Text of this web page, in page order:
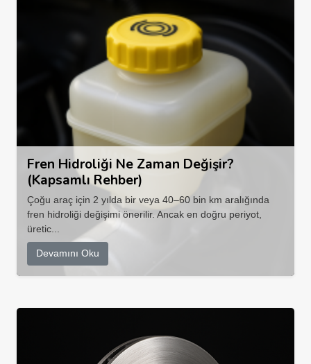
Fren Hidroliği Ne Zaman Değişir?
(Kapsamlı Rehber)
Çoğu araç için 2 yılda bir veya 40–60 bin km aralığında
fren hidroliği değişimi önerilir. Ancak en doğru periyot,
üretic...
Devamını Oku